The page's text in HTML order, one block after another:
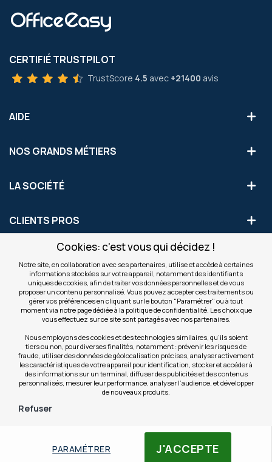
J'ACCEPTE
PARAMÉTRER
Cookies: c'est vous qui décidez !
Notre site, en collaboration avec ses partenaires, utilise et accède à certaines
informations stockées sur votre appareil, notamment des identifiants
uniques de cookies, afin de traiter vos données personnelles et de vous
proposer un contenu personnalisé. Vous pouvez accepter ces traitements ou
gérer vos préférences en cliquant sur le bouton "Paramétrer" ou à tout
moment via notre page dédiée à la politique de confidentialité. Les choix que
vous effectuez sur ce site sont partagés avec nos partenaires.
Nous employons des cookies et des technologies similaires, qu’ils soient
tiers ou non, pour diverses finalités, notamment : prévenir les risques de
fraude, utiliser des données de géolocalisation précises, analyser activement
les caractéristiques de votre appareil pour identification, stocker et accéder à
des informations sur un terminal, diffuser des publicités et des contenus
personnalisés, mesurer leur performance, analyser l’audience, et développer
de nouveaux produits.
Refuser
Filtres
CERTIFIÉ TRUSTPILOT
TrustScore 4.5 avec +21400 avis
AIDE
NOS GRANDS MÉTIERS
LA SOCIÉTÉ
CLIENTS PROS
S'INSCRIRE AUX OFFRES COMMERCIALES
Inscription
notre
newsletter
Valider
NOS SITES
© Copyright OfficeEasy 2026